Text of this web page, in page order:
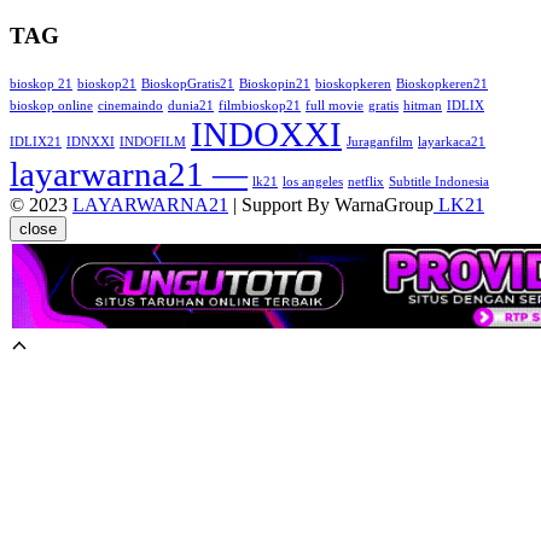
TAG
bioskop 21 bioskop21 BioskopGratis21 Bioskopin21 bioskopkeren Bioskopkeren21
bioskop online cinemaindo dunia21 filmbioskop21 full movie gratis hitman IDLIX
IDLIX21 IDNXXI INDOFILM INDOXXI Juraganfilm layarkaca21
layarwarna21 — lk21 los angeles netflix Subtitle Indonesia
© 2023 LAYARWARNA21 | Support By WarnaGroup LK21
close